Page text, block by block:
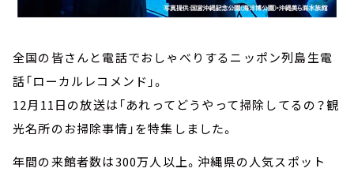
全国の皆さんと電話でおしゃべりするニッポン列島生電
話「ローカルレコメンド」。
12月11日の放送は「あれってどうやって掃除してるの？観
光名所のお掃除事情」を特集しました。
年間の来館者数は300万人以上。沖縄県の人気スポット